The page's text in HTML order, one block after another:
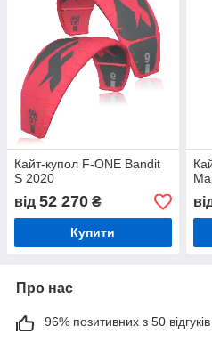
Кайт-купол F-ONE Bandit
S 2020
від 52 270 ₴
Купити
Про нас
96% позитивних з 50 відгуків